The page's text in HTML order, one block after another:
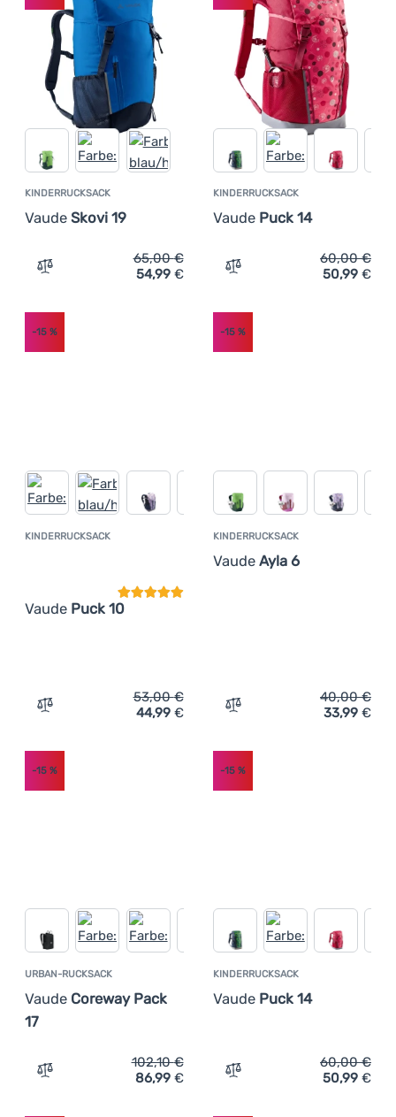
KINDERRUCKSACK
Vaude Skovi 19
Zum Vergleich 'Kinderrucksack Vaude Skovi 19'
65,00€
54,99 €
KINDERRUCKSACK
Vaude Puck 14
Zum Vergleich
60,00€
50,99 €
KINDERRUCKSACK
Vaude Puck 10
Kundenbewertung
-15 %
Zum Vergleich 'Kinderrucksack Vaude Puck 10'
53,00€
44,99 €
KINDERRUCKSACK
Vaude Ayla 6
-15%
Zum Vergleich
40,00€
33,99 €
URBAN-RUCKSACK
Vaude Coreway Pack
17
-15 %
Zum Vergleich 'Urban-Rucksack Vaude Coreway Pack
102,10€
86,99 €
KINDERRUCKSACK
Vaude Puck 14
-15%
Zum Vergleich
60,00€
50,99 €